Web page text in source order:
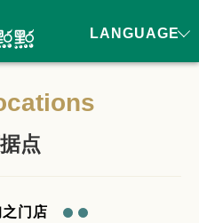
点
门店
LANGUAGE